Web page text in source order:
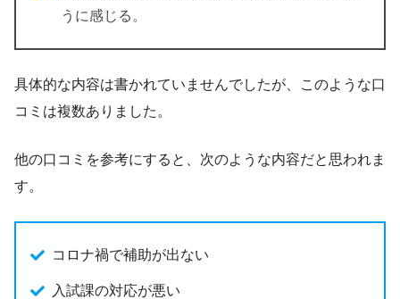
うに感じる。
具体的な内容は書かれていませんでしたが、このような口
コミは複数ありました。
他の口コミを参考にすると、次のような内容だと思われま
す。
コロナ禍で補助が出ない
入試課の対応が悪い